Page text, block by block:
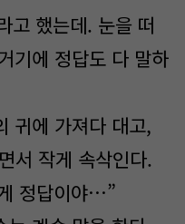
고 했는데. 눈을 떠
기에 정답도 다 말하
귀에 가져다 대고,
서 작게 속삭인다.
정답이야…”